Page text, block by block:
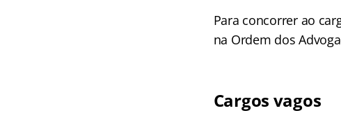
Para concorrer ao
na Ordem dos
Cargos vagos